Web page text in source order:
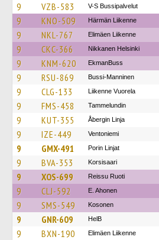
9 VZB-583 V-S Bussipalvelut
9 KNO-509 Härmän Liikenne
9 NKL-767 Elimäen Liikenne
9 CKC-366 Nikkanen Helsinki
9 KNM-620 EkmanBuss
9 RSU-869 Bussi-Manninen
9 CLG-133 Liikenne Vuorela
9 FMS-458 Tammelundin
9 KUT-355 Åbergin Linja
9 IZE-449 Ventoniemi
9 GMX-491 Porin Linjat
9 BVA-353 Korsisaari
9 XOS-699 Reissu Ruoti
9 CLJ-592 E. Ahonen
9 SMS-549 Kosonen
9 GNR-609 HelB
9 BXN-190 Elimäen Liikenne